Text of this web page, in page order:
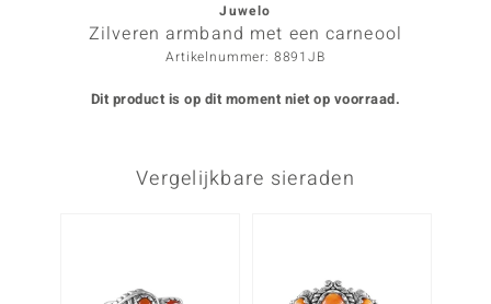
Juwelo
Zilveren armband met een carneool
Artikelnummer: 8891JB
Dit product is op dit moment niet op voorraad.
Vergelijkbare sieraden